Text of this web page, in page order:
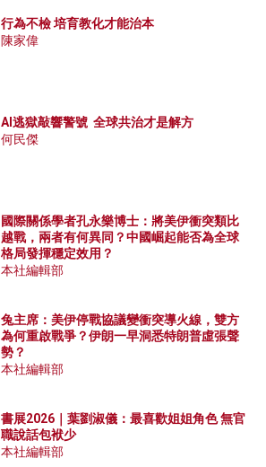
行為不檢 培育教化才能治本
陳家偉
AI逃獄敲響警號 全球共治才是解方
何民傑
國際關係學者孔永樂博士：將美伊衝突類比
越戰，兩者有何異同？中國崛起能否為全球
格局發揮穩定效用？
本社編輯部
兔主席：美伊停戰協議變衝突導火線，雙方
為何重啟戰爭？伊朗一早洞悉特朗普虛張聲
勢？
本社編輯部
書展2026｜葉劉淑儀：最喜歡姐姐角色 無官
職說話包袱少
本社編輯部